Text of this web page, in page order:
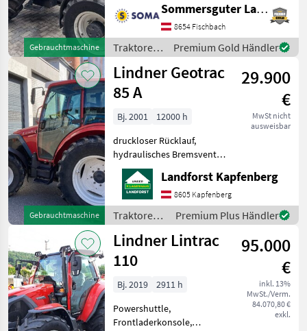
Gebrauchtmaschine
km/h: 40 km/h, Getriebeart
Landmaschine:
Lastschaltgetriebe, Antrieb:
Allrad, Plattform: Kabine,
druckloser
Sommersguter Landmaschinen GmbH
8654 Fischbach
Traktoren
/ Lindner
Premium Gold Händler
Gebrauchtmaschine
Lindner Geotrac
85 A
29.900
€
MwSt nicht
ausweisbar
Bj. 2001
12000 h
druckloser Rücklauf,
hydraulisches Bremsventil,
Zapfwellendrehzahl:
430/540/750/1000,
Höchstgeschwindigkeit in
km/h: 40 km/h, Plattform:
Kabine, Getriebeart
Landmaschine:
Landforst Kapfenberg
8605 Kapfenberg
Traktoren /
Lindner
Premium Plus Händler
Lindner Lintrac
110
95.000
€
inkl. 13%
MwSt./Verm.
84.070,80 €
exkl.
Bj. 2019
2911 h
Powershuttle,
Frontladerkonsole,